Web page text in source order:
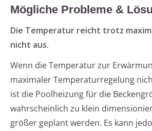
Mögliche Probleme &
Die Temperatur reicht trotz
nicht aus.
Wenn die Temperatur zur
maximaler Temperaturregelung
ist die Poolheizung für die
wahrscheinlich zu klein
größer geplant werden. Es kann